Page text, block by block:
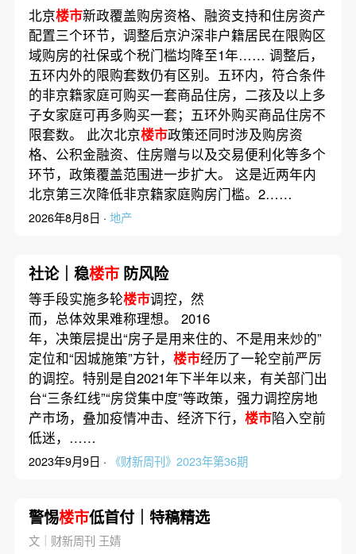
北京楼市新政覆盖购房资格、融资支持和住房资产
配置三个环节，调整后京沪深非户籍居民在限购区
域购房的社保或个税门槛均降至1年…… 调整后，
五环内外的限购套数仍有区别。五环内，符合条件
的非京籍家庭可购买一套商品住房，二孩及以上多
子女家庭可再多购买一套；五环外购买商品住房不
限套数。 此次北京楼市政策还同时涉及购房资
格、公积金融资、住房赠与以及交易便利化等多个
环节，政策覆盖范围进一步扩大。 这是近两年内
北京第三次降低非京籍家庭购房门槛。2……
2026年8月8日 · 地产
社论｜稳楼市防风险
等手段实施多轮楼市调控，然
而，总体效果难称理想。 2016
年，决策层提出“房子是用来住的、不是用来炒的”
定位和“因城施策”方针， 楼市经历了一轮空前严厉
的调控。特别是自2021年下半年以来，有关部门出
台“三条红线”“房贷集中度”等政策，强力调控房地
产市场，叠加疫情冲击、经济下行， 楼市陷入空前
低迷，……
2023年9月9日 · 《财新周刊》2023年第36期
警惕楼市低首付｜特稿精选
文｜财新周刊 王婧